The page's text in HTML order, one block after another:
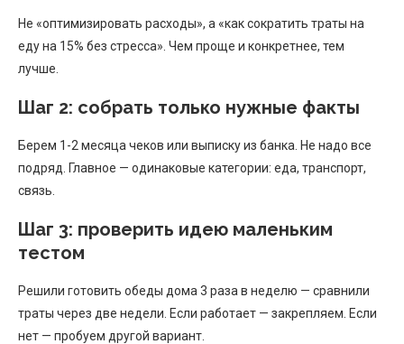
Не «оптимизировать расходы», а «как сократить траты на
еду на 15% без стресса». Чем проще и конкретнее, тем
лучше.
Шаг 2: собрать только нужные факты
Берем 1-2 месяца чеков или выписку из банка. Не надо все
подряд. Главное — одинаковые категории: еда, транспорт,
связь.
Шаг 3: проверить идею маленьким
тестом
Решили готовить обеды дома 3 раза в неделю — сравнили
траты через две недели. Если работает — закрепляем. Если
нет — пробуем другой вариант.